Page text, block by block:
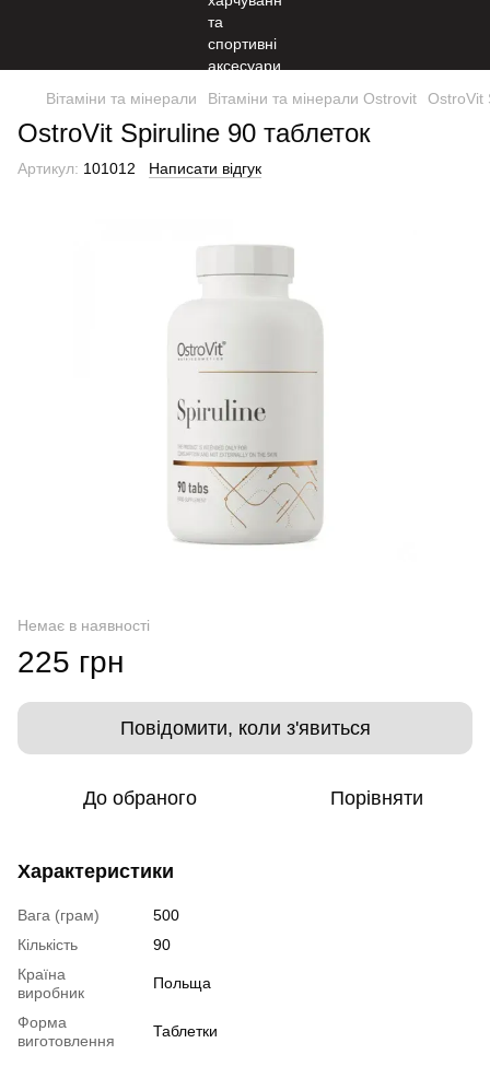
Вітаміни та мінерали Вітаміни та мінерали Ostrovit OstroVit
OstroVit Spiruline 90 таблеток
Артикул: 101012 Написати відгук
Немає в наявності
225 грн
Повідомити, коли з'явиться
До обраного Порівняти
Характеристики
Вага (грам)
500
Кількість
90
Країна
виробник
Польща
Форма
виготовлення
Таблетки